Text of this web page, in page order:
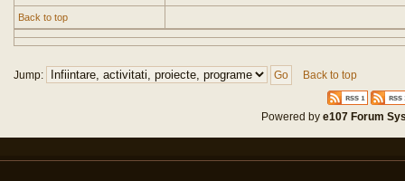
Back to top
Jump: Back to top
Powered bye107 Forum